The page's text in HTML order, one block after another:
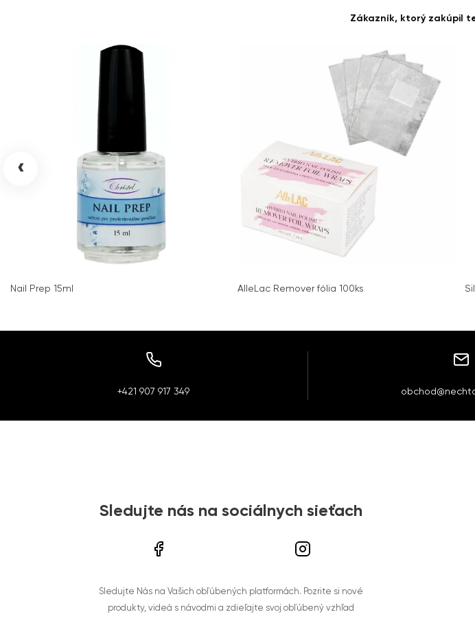
Zákazník, ktorý zakúpil
Nail Prep 15ml AlleLac Remover fólia 100ks
‹
+421 907 917 349
Sledujte nás na sociálnych sieťach
Sledujte Nás na Vašich obľúbených platformách. Pozrite si nové
produkty, videá s návodmi a zdieľajte svoj obľúbený vzhľad